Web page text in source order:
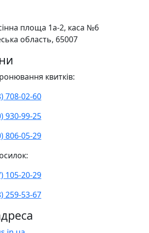
площа 1а-2, каса №6
область, 65007
квитків:
708-02-60
930-99-25
806-05-29
105-20-29
259-53-67